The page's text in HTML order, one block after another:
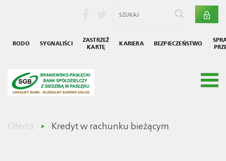
RODO SYGNALIŚCI
ZASTRZEŻ
KARTĘ
KARIERA BEZPIECZEŃSTWO
Oferta Kredyt w rachunku bieżącym